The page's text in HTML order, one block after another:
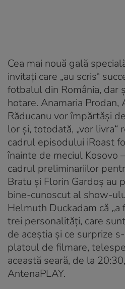
Cea mai nouă gală
invitați care „au scris“
fotbalul din România, dar
hotare. Anamaria Prodan,
Răducanu vor împărtăși
lor și, totodată, „vor livra“
cadrul episodului iRoast
înainte de meciul Kosovo
cadrul preliminariilor
Bratu și Florin Gardoș au
bine-cunoscut al show-
Helmuth Duckadam că
trei personalități, care
de aceștia și ce surprize
platoul de filmare,
această seară, de la
AntenaPLAY.